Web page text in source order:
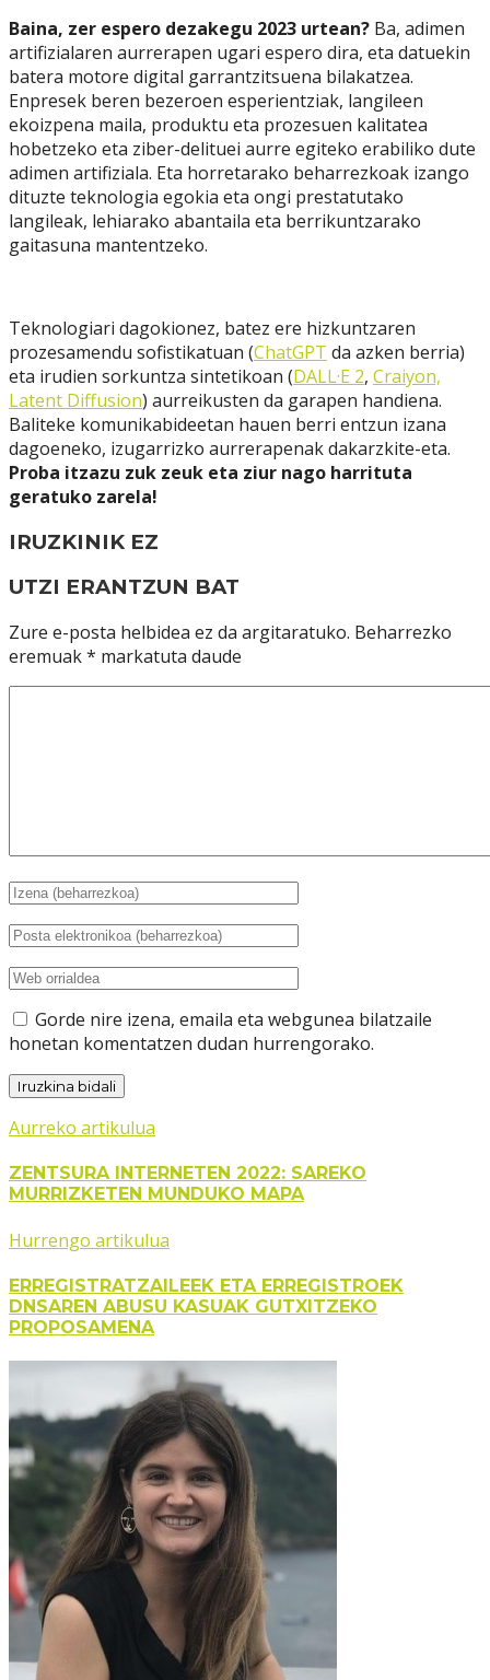
Baina, zer espero dezakegu 2023 urtean? Ba, adimen
artifizialaren aurrerapen ugari espero dira, eta datuekin
batera motore digital garrantzitsuena bilakatzea.
Enpresek beren bezeroen esperientziak, langileen
ekoizpena maila, produktu eta prozesuen kalitatea
hobetzeko eta ziber-delituei aurre egiteko erabiliko dute
adimen artifiziala. Eta horretarako beharrezkoak izango
dituzte teknologia egokia eta ongi prestatutako
langileak, lehiarako abantaila eta berrikuntzarako
gaitasuna mantentzeko.
Teknologiari dagokionez, batez ere hizkuntzaren
prozesamendu sofistikatuan (ChatGPT da azken berria)
eta irudien sorkuntza sintetikoan (DALL·E 2, Craiyon,
Latent Diffusion) aurreikusten da garapen handiena.
Baliteke komunikabideetan hauen berri entzun izana
dagoeneko, izugarrizko aurrerapenak dakarzkite-eta.
Proba itzazu zuk zeuk eta ziur nago harrituta
geratuko zarela!
IRUZKINIK EZ
UTZI ERANTZUN BAT
Zure e-posta helbidea ez da argitaratuko. Beharrezko
eremuak* markatuta daude
Gorde nire izena, emaila eta webgunea bilatzaile
honetan komentatzen dudan hurrengorako.
Aurreko artikulua
ZENTSURA INTERNETEN 2022: SAREKO
MURRIZKETEN MUNDUKO MAPA
Hurrengo artikulua
ERREGISTRATZAILEEK ETA ERREGISTROEK
DNSAREN ABUSU KASUAK GUTXITZEKO
PROPOSAMENA